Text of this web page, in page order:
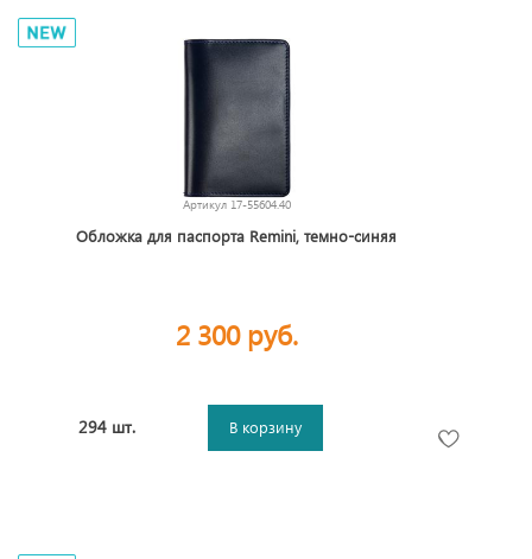
Артикул 17-55604.40
Обложка для паспорта Remini, темно-синяя
2 300 руб.
294 шт. В корзину